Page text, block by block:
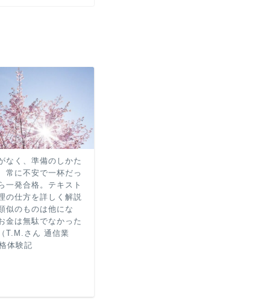
なく、準備のしかた
常に不安で一杯だっ
一発合格。テキスト
の仕方を詳しく解説
似のものは他にな
金は無駄でなかった
T.M.さん 通信業
体験記